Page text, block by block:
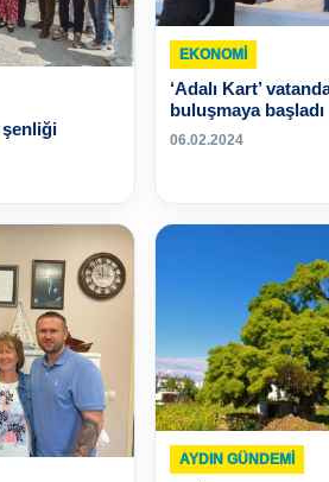
şenliği
EKONOMI
‘Adalı Kart’
buluşmaya başladı
06.02.2024
AYDIN GÜNDEMI